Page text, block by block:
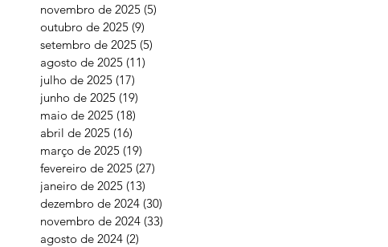
novembro de 2025 (5)
outubro de 2025 (9)
setembro de 2025 (5)
agosto de 2025 (11)
julho de 2025 (17)
junho de 2025 (19)
maio de 2025 (18)
abril de 2025 (16)
março de 2025 (19)
fevereiro de 2025 (27)
janeiro de 2025 (13)
dezembro de 2024 (30)
novembro de 2024 (33)
agosto de 2024 (2)